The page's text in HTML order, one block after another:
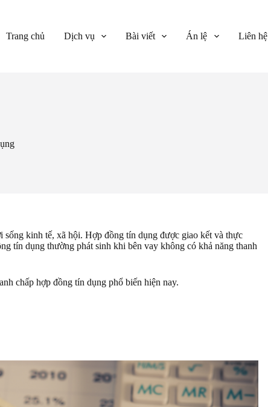
Trang chủ Dịch vụ Bài viết Án lệ Liên hệ
kinh tế, xã hội. Hợp đồng tín dụng được giao kết và thực
tín dụng thường phát sinh khi bên vay không có khả năng thanh
chấp hợp đồng tín dụng phổ biến hiện nay.